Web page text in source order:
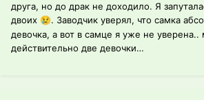
друга, но до драк не доходило. Я
двоих 😢. Заводчик уверял, что самка
девочка, а вот в самце я уже не
действительно две девочки…